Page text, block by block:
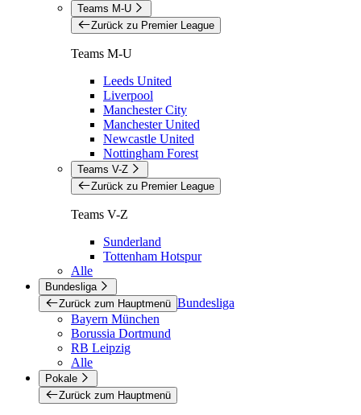
Teams M-U
Zurück zu Premier League
Teams M-U
Leeds United
Liverpool
Manchester City
Manchester United
Newcastle United
Nottingham Forest
Teams V-Z
Zurück zu Premier League
Teams V-Z
Sunderland
Tottenham Hotspur
Alle
Bundesliga
Zurück zum Hauptmenü Bundesliga
Bayern München
Borussia Dortmund
RB Leipzig
Alle
Pokale
Zurück zum Hauptmenü